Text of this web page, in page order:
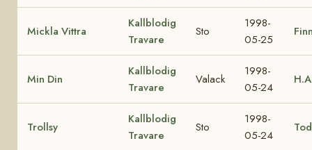
Mickla Vittra
Kallblodig
Travare
Sto
1998-
05-25
Min Din
Kallblodig
Travare
Valack
1998-
05-24
Trollsy
Kallblodig
Travare
Sto
1998-
05-24